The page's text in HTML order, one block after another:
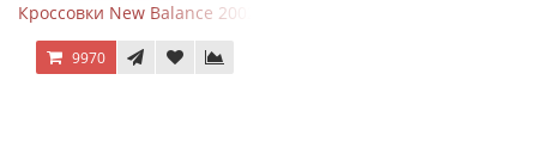
Кроссовки New Balance 2002R Protection Pack Grey
9970